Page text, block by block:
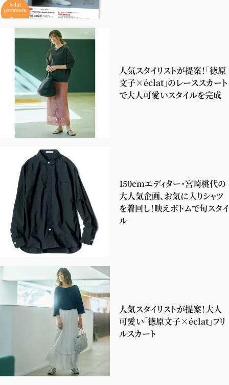
人気スタイリストが提案！「徳原
文子×éclat」のレーススカート
で大人可愛いスタイルを完成
150cmエディター・宮崎桃代の
大人気企画、お気に入りシャツ
を着回し！映えボトムで旬スタイ
ル
人気スタイリストが提案！大人
可愛い「徳原文子×éclat」フリ
ルスカート